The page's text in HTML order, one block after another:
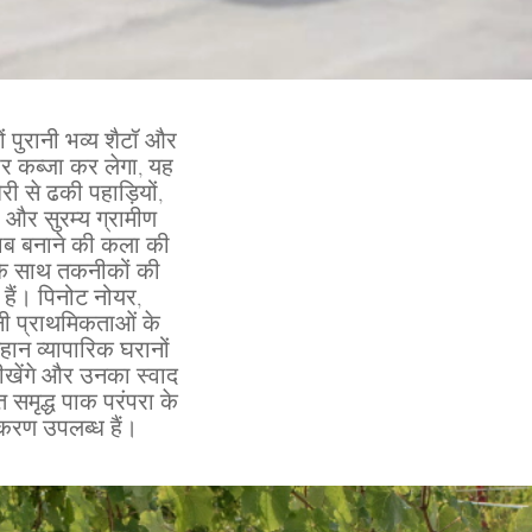
पुरानी भव्य शैटॉ और
कब्जा कर लेगा, यह
से ढकी पहाड़ियों,
और सुरम्य ग्रामीण
बनाने की कला की
साथ तकनीकों की
पिनोट नोयर,
प्राथमिकताओं के
व्यापारिक घरानों
और उनका स्वाद
पाक परंपरा के
उपलब्ध हैं।